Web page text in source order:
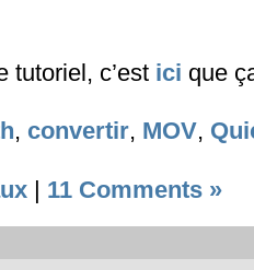
tutoriel, c’est ici que
, convertir, MOV,
| 11 Comments »